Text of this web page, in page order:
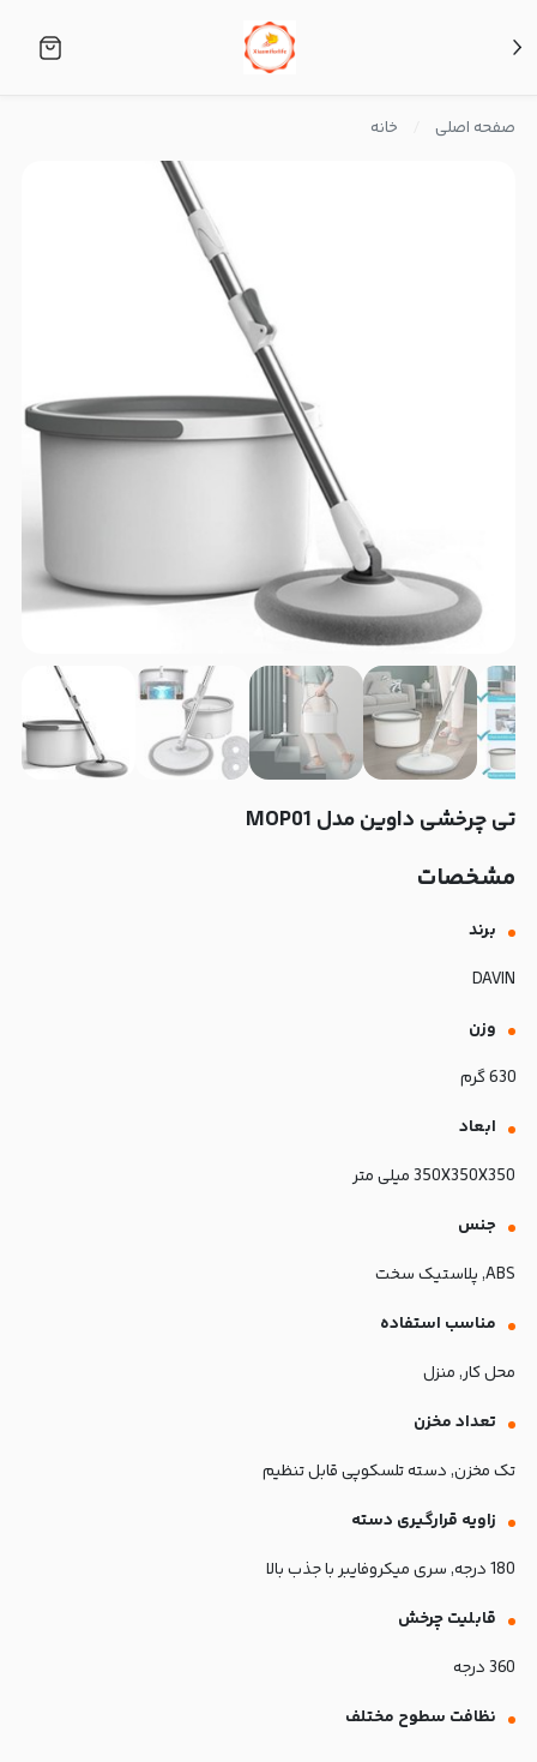
صفحه اصلی خانه
تی چرخشی داوین مدل MOP01
مشخصات
برند
DAVIN
وزن
630 گرم
ابعاد
350X350X350 میلی متر
جنس
ABS, پلاستیک سخت
مناسب استفاده
محل کار, منزل
تعداد مخزن
تک مخزن, دسته تلسکوپی قابل تنظیم
زاویه قرارگیری دسته
180 درجه, سری میکروفایبر با جذب بالا
قابلیت چرخش
360 درجه
نظافت سطوح مختلف